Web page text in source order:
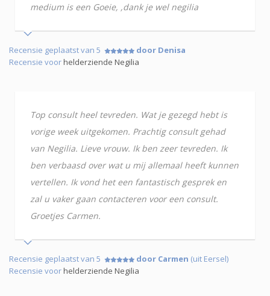
medium is een Goeie, ,dank je wel negilia
Recensie geplaatst van 5
door Denisa
Recensie voorhelderziende Negilia
Top consult heel tevreden. Wat je gezegd hebt is
vorige week uitgekomen. Prachtig consult gehad
van Negilia. Lieve vrouw. Ik ben zeer tevreden. Ik
ben verbaasd over wat u mij allemaal heeft kunnen
vertellen. Ik vond het een fantastisch gesprek en
zal u vaker gaan contacteren voor een consult.
Groetjes Carmen.
Recensie geplaatst van 5 door Carmen (uit Eersel)
Recensie voorhelderziende Negilia